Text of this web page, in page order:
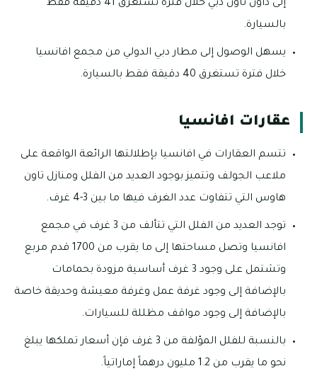
إلى داون تاون دبي خلال فترة تستغرق 41 دقيقة فقط
بالسيارة.
يسهل الوصول إلى مطار دبي الدولي من مجمع افانسيا
خلال فترة تستغرق 40 دقيقة فقط بالسيارة.
عقارات افانسيا
تتسم العقارات في افانسيا بإطلالتها الرائعة الواقعة على
ملاعب الجولف وتتميز بوجود العديد من الفلل ومنازل تاون
هاوس التي تتفاوت عدد الغرف فيها ما بين 3-4 غرف.
توجد العديد من الفلل التي تتألف من 3 غرف في مجمع
افانسيا وتصل مساحتها إلى ما يقرب من 1700 قدم مربع
وتشتمل على وجود 3 غرف أساسية مزودة بحمامات
بالإضافة إلى وجود غرفة عمل وغرفة معيشة وحديقة خاصة
بالإضافة إلى وجود مواقف مظللة للسيارات.
بالنسبة للفلل المؤلفة من 3 غرف فإن أسعار تملكها يبلغ
نحو ما يقرب من 1.2 مليون درهماً إماراتياً.